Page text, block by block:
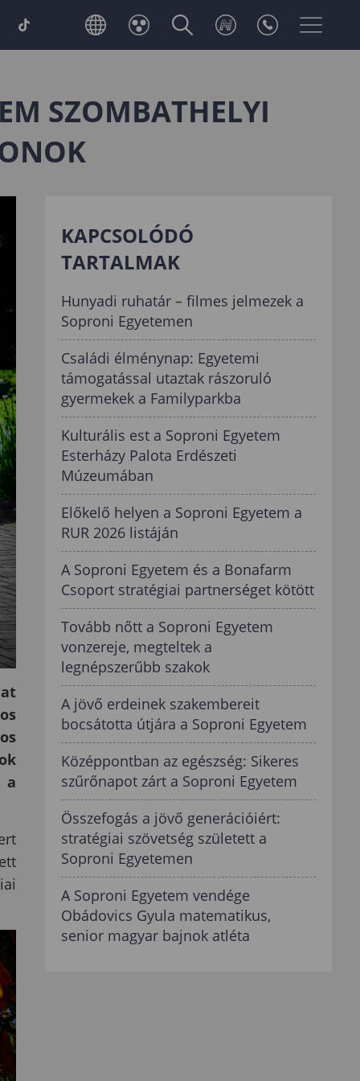
SZOMBATHELYI
a
KAPCSOLÓDÓ
TARTALMAK
Hunyadi ruhatár – filmes jelmezek a
Soproni Egyetemen
Családi élménynap: Egyetemi
támogatással utaztak rászoruló
gyermekek a Familyparkba
Kulturális est a Soproni Egyetem
Esterházy Palota Erdészeti
Múzeumában
Előkelő helyen a Soproni Egyetem a
RUR 2026 listáján
A Soproni Egyetem és a Bonafarm
Csoport stratégiai partnerséget kötött
Tovább nőtt a Soproni Egyetem
vonzereje, megteltek a
legnépszerűbb szakok
A jövő erdeinek szakembereit
bocsátotta útjára a Soproni Egyetem
Középpontban az egészség: Sikeres
szűrőnapot zárt a Soproni Egyetem
Összefogás a jövő generációiért:
stratégiai szövetség született a
Soproni Egyetemen
A Soproni Egyetem vendége
Obádovics Gyula matematikus,
senior magyar bajnok atléta